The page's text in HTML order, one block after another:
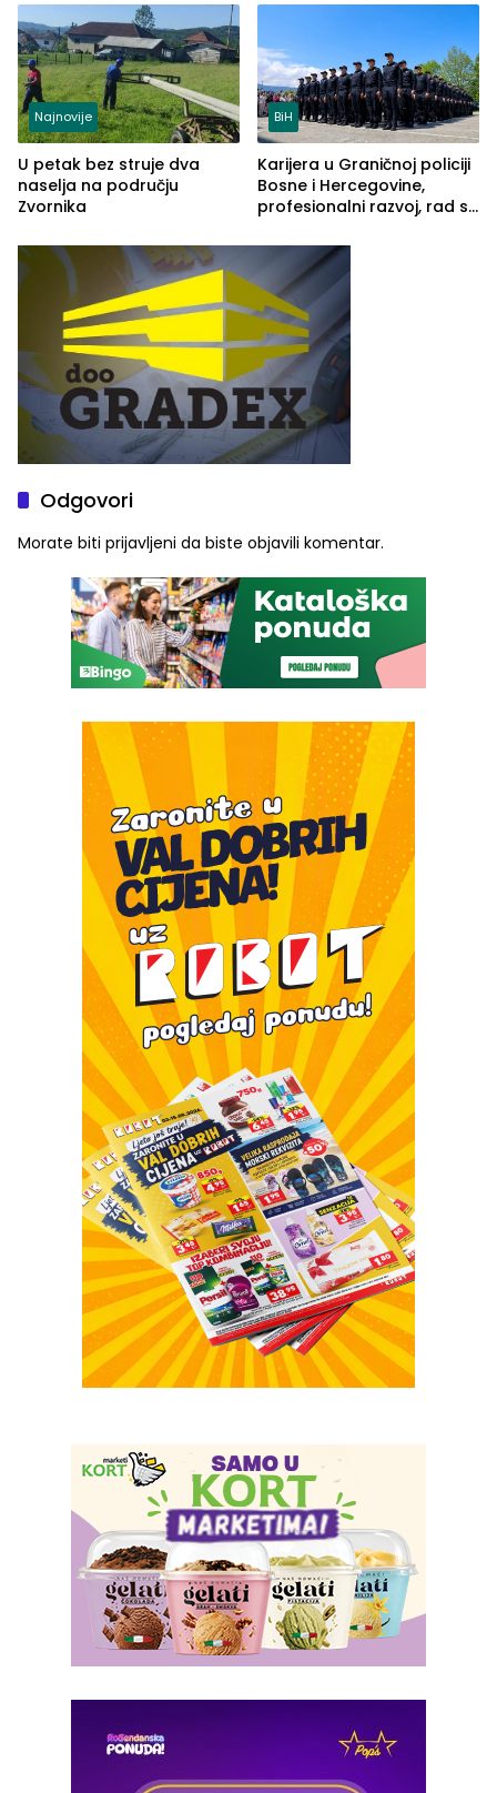
Najnovije
U petak bez struje dva
naselja na području
Zvornika
BiH
Karijera u Graničnoj policiji
Bosne i Hercegovine,
profesionalni razvoj, rad sa
služba građanima
Odgovori
Morate biti prijavljeni da biste objavili komentar.